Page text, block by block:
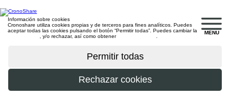
MENU
Información sobre cookies
Cronoshare utiliza cookies propias y de terceros para fines analíticos. Puedes
aceptar todas las cookies pulsando el botón “Permitir todas”. Puedes cambiar la
, y/o rechazar, así como obtener